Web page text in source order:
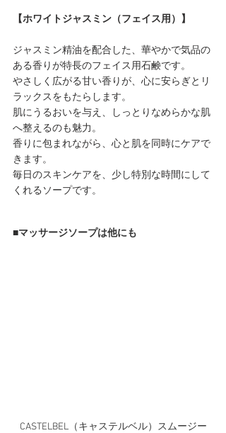
【ホワイトジャスミン（フェイス用）】
ジャスミン精油を配合した、華やかで気品の
ある香りが特長のフェイス用石鹸です。
やさしく広がる甘い香りが、心に安らぎとリ
ラックスをもたらします。
肌にうるおいを与え、しっとりなめらかな肌
へ整えるのも魅力。
香りに包まれながら、心と肌を同時にケアで
きます。
毎日のスキンケアを、少し特別な時間にして
くれるソープです。
■マッサージソープは他にも
CASTELBEL（キャステルベル）スムージー